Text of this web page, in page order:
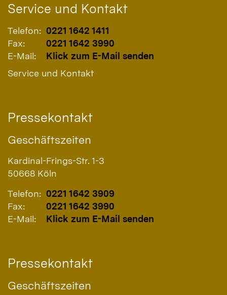
Service und Kontakt
Telefon: 0221 1642 1411
Fax:
0221 1642 3990
E-Mail:
Klick zum E-Mail senden
Service und Kontakt
Pressekontakt
Geschäftszeiten
Kardinal-Frings-Str. 1-3
50668 Köln
Telefon: 0221 1642 3909
Fax:
0221 1642 3990
E-Mail:
Klick zum E-Mail senden
Pressekontakt
Geschäftszeiten